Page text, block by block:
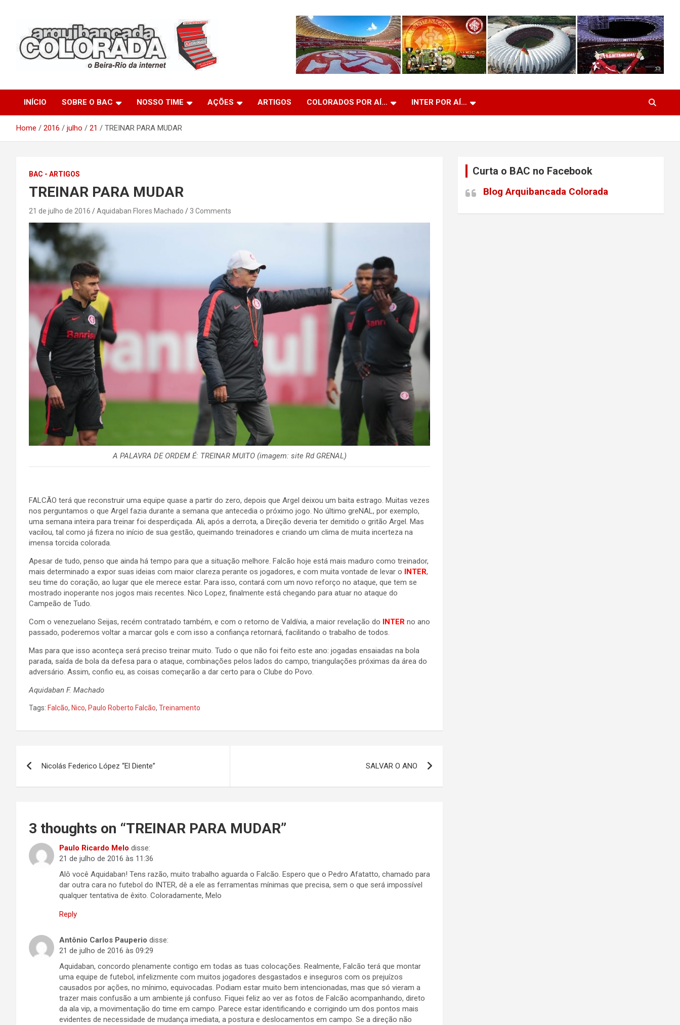
Arquibancada Colorada
INÍCIO SOBRE O BAC NOSSO TIME AÇÕES ARTIGOS COLORADOS POR AÍ… INTER POR AÍ…
Home 2016 julho 21 TREINAR PARA MUDAR
BAC - ARTIGOS
TREINAR PARA MUDAR
21 de julho de 2016 Aquidaban Flores Machado 3 Comments
A PALAVRA DE ORDEM É: TREINAR MUITO (imagem: site Rd GRENAL)
FALCÃO terá que reconstruir uma equipe quase a partir do zero, depois que Argel deixou um baita estrago. Muitas vezes
nos perguntamos o que Argel fazia durante a semana que antecedia o próximo jogo. No último greNAL, por exemplo,
uma semana inteira para treinar foi desperdiçada. Ali, após a derrota, a Direção deveria ter demitido o gritão Argel. Mas
vacilou, tal como já fizera no início de sua gestão, queimando treinadores e criando um clima de muita incerteza na
imensa torcida colorada.
Apesar de tudo, penso que ainda há tempo para que a situação melhore. Falcão hoje está mais maduro como treinador,
mais determinado a expor suas ideias com maior clareza perante os jogadores, e com muita vontade de levar o INTER,
seu time do coração, ao lugar que ele merece estar. Para isso, contará com um novo reforço no ataque, que tem se
mostrado inoperante nos jogos mais recentes. Nico Lopez, finalmente está chegando para atuar no ataque do
Campeão de Tudo.
Com o venezuelano Seijas, recém contratado também, e com o retorno de Valdívia, a maior revelação do INTER no ano
passado, poderemos voltar a marcar gols e com isso a confiança retornará, facilitando o trabalho de todos.
Mas para que isso aconteça será preciso treinar muito. Tudo o que não foi feito este ano: jogadas ensaiadas na bola
parada, saída de bola da defesa para o ataque, combinações pelos lados do campo, triangulações próximas da área do
adversário. Assim, confio eu, as coisas começarão a dar certo para o Clube do Povo.
Aquidaban F. Machado
Tags: Falcão, Nico, Paulo Roberto Falcão, Treinamento
de
Nicolás Federico López “El Diente” SALVAR O ANO
3 thoughts on “TREINAR PARA MUDAR”
Paulo Ricardo Melo disse:
21 de julho de 2016 às 11:36
Alô você Aquidaban! Tens razão, muito trabalho aguarda o Falcão. Espero que o Pedro Afatatto, chamado para
dar outra cara no futebol do INTER, dê a ele as ferramentas mínimas que precisa, sem o que será impossível
qualquer tentativa de êxito. Coloradamente, Melo
Reply
Antônio Carlos Pauperio disse:
21 de julho de 2016 às 09:29
Aquidaban, concordo plenamente contigo em todas as tuas colocações. Realmente, Falcão terá que montar
uma equipe de futebol, infelizmente com muitos jogadores desgastados e inseguros com os prejuízos
causados por ações, no mínimo, equivocadas. Podiam estar muito bem intencionadas, mas que só vieram a
trazer mais confusão a um ambiente já confuso. Fiquei feliz ao ver as fotos de Falcão acompanhando, direto
da ala vip, a movimentação do time em campo. Parece estar identificando e corrigindo um dos pontos mais
evidentes de necessidade de mudança imediata, a postura e deslocamentos em campo. Se a direção não
Curta o BAC no Facebook
Blog Arquibancada Colorada